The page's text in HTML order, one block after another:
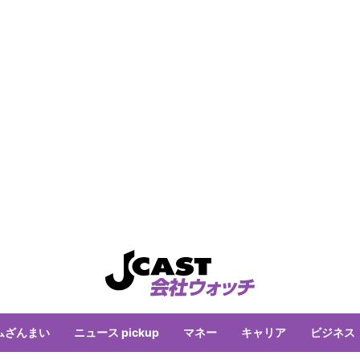
ざんまい ニュース pickup マネー キャリア ビジネス